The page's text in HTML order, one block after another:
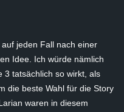
jeden Fall nach einer
Idee. Ich würde nämlich
3 tatsächlich so wirkt, als
die beste Wahl für die Story
waren in diesem